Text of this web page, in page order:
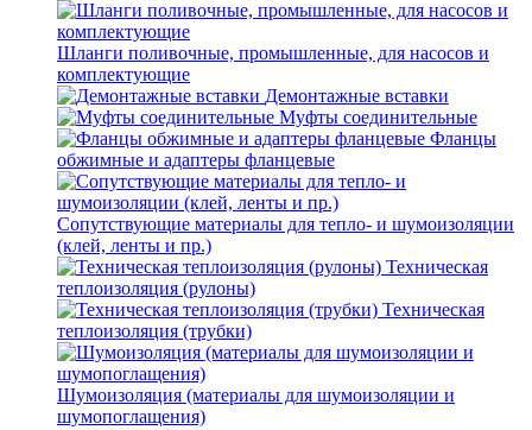
Шланги поливочные, промышленные, для насосов и
комплектующие
Демонтажные вставки
Муфты соединительные
Фланцы
обжимные и адаптеры фланцевые
Сопутствующие материалы для тепло- и шумоизоляции
(клей, ленты и пр.)
Техническая
теплоизоляция (рулоны)
Техническая
теплоизоляция (трубки)
Шумоизоляция (материалы для шумоизоляции и
шумопоглащения)